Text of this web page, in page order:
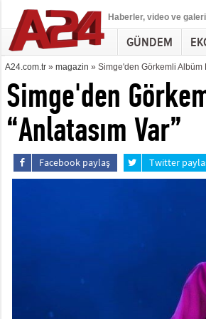
Haberler, video ve
GÜNDEM
A24.com.tr» magazin » Simge'den Görkemli Albüm
Simge'den
“Anlatasım Var”
Facebook paylaş Twitter